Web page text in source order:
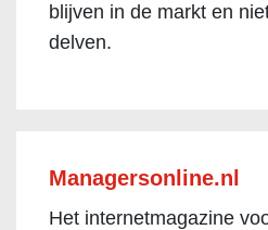
blijven in de markt en
delven.
Managersonline.nl
Het internetmagazine